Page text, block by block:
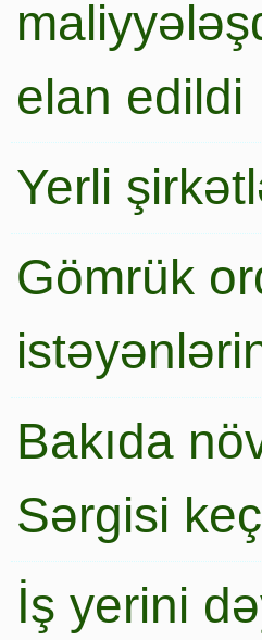
elan edildi
Yerli
Gömrük
Bakıda
Sərgisi
İş yerini